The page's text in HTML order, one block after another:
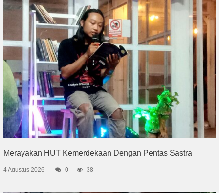
Merayakan HUT Kemerdekaan Dengan Pentas Sastra
4 Agustus 2026 0 38